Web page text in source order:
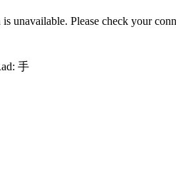
unavailable. Please check your
: 手